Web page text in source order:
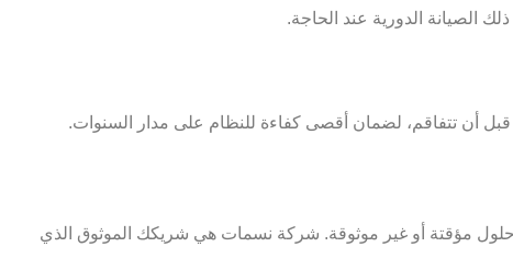
الصيانة الدورية عند الحاجة.
أن تتفاقم، لضمان أقصى كفاءة للنظام على مدار السنوات.
مؤقتة أو غير موثوقة. شركة نسمات هي شريكك الموثوق الذي